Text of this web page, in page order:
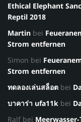
Ethical Elephant
Reptil 2018
Martin bei
Strom entfernen
Simon bei
Strom entfernen
ทดลองเล่นสล็อต bei
บาคาร่า ufa11k bei
Ralf bei